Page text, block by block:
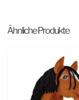
Ähnliche Produkte